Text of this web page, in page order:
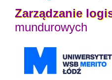
Zarządzanie
mundurowych